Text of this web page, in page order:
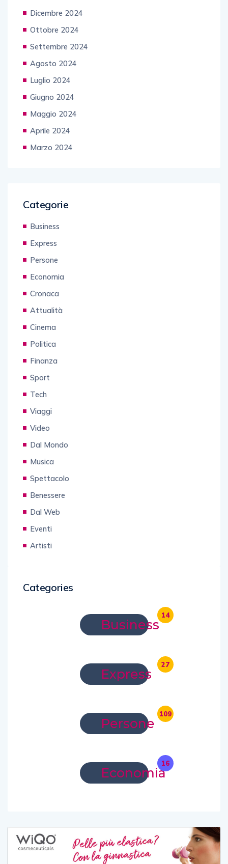
Dicembre 2024
Ottobre 2024
Settembre 2024
Agosto 2024
Luglio 2024
Giugno 2024
Maggio 2024
Aprile 2024
Marzo 2024
Categorie
Business
Express
Persone
Economia
Cronaca
Attualità
Cinema
Politica
Finanza
Sport
Tech
Viaggi
Video
Dal Mondo
Musica
Spettacolo
Benessere
Dal Web
Eventi
Artisti
Categories
Business
14
Express
27
Persone
109
Economia
16